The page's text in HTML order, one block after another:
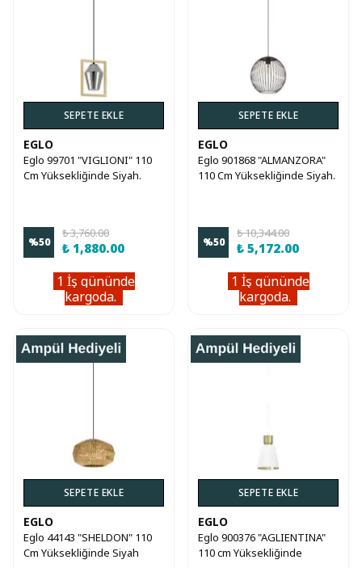
SEPETE EKLE
EGLO
Eglo 99701 "VIGLIONI" 110
Cm Yüksekliğinde Siyah.
%50
₺ 3,760.00
₺ 1,880.00
1 İş gününde
kargoda.
SEPETE EKLE
EGLO
Eglo 901868 "ALMANZORA"
110 Cm Yüksekliğinde Siyah.
%50
₺ 10,344.00
₺ 5,172.00
1 İş gününde
kargoda.
SEPETE EKLE
EGLO
Eglo 44143 "SHELDON" 110
Cm Yüksekliğinde Siyah
SEPETE EKLE
EGLO
Eglo 900376 "AGLIENTINA"
110 cm Yüksekliğinde